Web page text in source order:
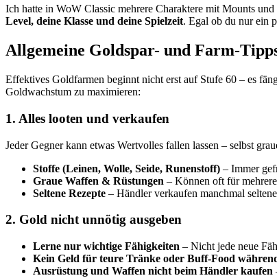
Ich hatte in WoW Classic mehrere Charaktere mit Mounts
Level, deine Klasse und deine Spielzeit. Egal ob du nur ein
Allgemeine Goldspar- und Farm-
Effektives Goldfarmen beginnt nicht erst auf Stufe 60 – es
Goldwachstum zu maximieren:
1. Alles looten und verkaufen
Jeder Gegner kann etwas Wertvolles fallen lassen – selbst
Stoffe (Leinen, Wolle, Seide, Runenstoff) – Immer
Graue Waffen & Rüstungen – Können oft für
Seltene Rezepte – Händler verkaufen manchmal
2. Gold nicht unnötig ausgeben
Lerne nur wichtige Fähigkeiten – Nicht jede neue
Kein Geld für teure Tränke oder Buff-Food
Ausrüstung und Waffen nicht beim Händler kaufen